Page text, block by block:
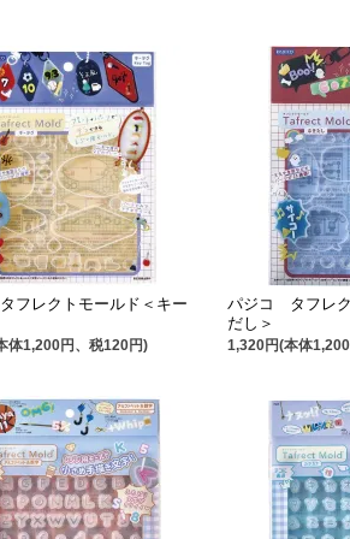
フレクトモールド＜キー
体1,200円、税120円)
パジコ タフレ
だし＞
1,320円(本体